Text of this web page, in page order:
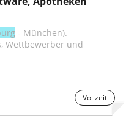
- München).
Wettbewerber und
Vollzeit